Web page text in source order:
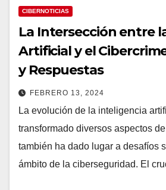
CIBERNOTICIAS
La Intersección entre
Artificial y el
y Respuestas
FEBRERO 13, 2024
La evolución de la inteligencia
transformado diversos aspectos
también ha dado lugar a desafíos
ámbito de la ciberseguridad. El